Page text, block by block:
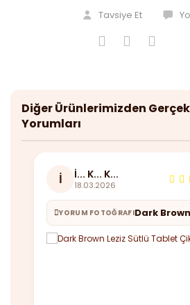
Tavsiye Et
Diğer Ürünlerimizden
Yorumları
İ İ... K... K...
18.03.2026
YORUM FOTOĞRAFI